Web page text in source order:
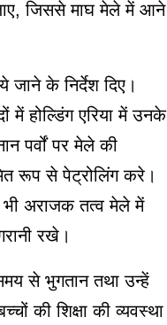
जिससे माघ मेले में आने
जाने के निर्देश दिए।
में होल्डिंग एरिया में उनके
पर्वों पर मेले की
रूप से पेट्रोलिंग करे।
भी अराजक तत्व मेले में
रखे।
से भुगतान तथा उन्हें
की शिक्षा की व्यवस्था